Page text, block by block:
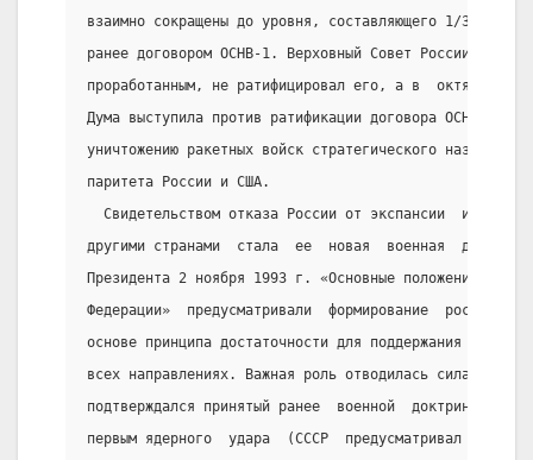
взаимно сокращены до уровня, составляющего 1/3 от
ранее договором ОСНВ-1. Верховный Совет России,
проработанным, не ратифицировал его, а в  октябре
Дума выступила против ратификации договора ОСНВ-2,
уничтожению ракетных войск стратегического
паритета России и США.
Свидетельством отказа России от экспансии  и
другими странами  стала  ее  новая  военная
Президента 2 ноября 1993 г. «Основные положения
Федерации»  предусматривали  формирование
основе принципа достаточности для поддержания
всех направлениях. Важная роль отводилась силам
подтверждался принятый ранее  военной  доктриной
первым ядерного  удара  (СССР  предусматривал  лишь